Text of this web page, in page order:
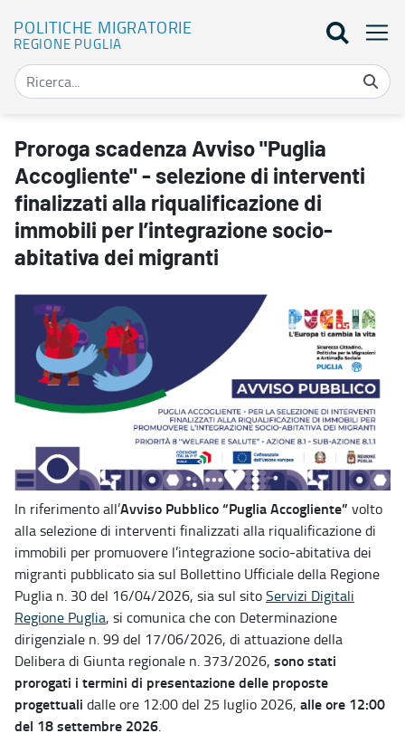
POLITICHE MIGRATORIE
REGIONE PUGLIA
Proroga scadenza Avviso "Puglia Accogliente" - selezione di
Proroga scadenza Avviso "Puglia
Accogliente" - selezione di interventi
finalizzati alla riqualificazione di
immobili per l’integrazione socio-
abitativa dei migranti
In riferimento all’Avviso Pubblico “Puglia Accogliente” volto
alla selezione di interventi finalizzati alla riqualificazione di
immobili per promuovere l’integrazione socio-abitativa dei
migranti pubblicato sia sul Bollettino Ufficiale della Regione
Puglia n. 30 del 16/04/2026, sia sul sitoServizi Digitali
Regione Puglia, si comunica che con Determinazione
dirigenziale n. 99 del 17/06/2026, di attuazione della
Delibera di Giunta regionale n. 373/2026, sono stati
prorogati i termini di presentazione delle proposte
progettuali dalle ore 12:00 del 25 luglio 2026, alle ore 12:00
del 18 settembre 2026.